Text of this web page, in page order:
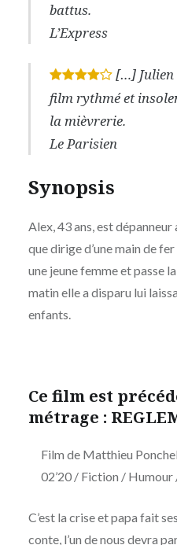
battus.
L’Express
* * * * […] Julien
film rythmé et
la mièvrerie.
Le Parisien
Synopsis
Alex, 43 ans, est
que dirige d’une main de
une jeune femme et passe
matin elle a disparu lui
enfants.
Ce film est
métrage :
Film de Matthieu
02’20 / Fiction /
C’est la crise et papa fait
conte, l’un de nous devra